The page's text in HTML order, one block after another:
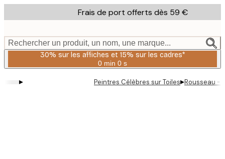
to
content.
Frais de port offerts dès 59 €
Rechercher un produit, un nom, une marque...
30% sur les affiches et 15% sur les cadres*
0 min 0 s
Valable
:
▸ Peintres Célèbres sur Toiles▸Rousseau -